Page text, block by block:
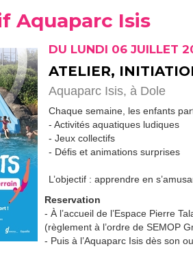
Aquaparc Isis
DU LUNDI 06 JUILLET
ATELIER,
Aquaparc Isis, à Dole
Chaque semaine, les enfants
- Activités aquatiques ludiques
- Jeux collectifs
- Défis et animations surprises
L’objectif : apprendre en
Reservation
- À l’accueil de l’Espace Pierre
(règlement à l’ordre de SEMOP
- Puis à l’Aquaparc Isis dès son